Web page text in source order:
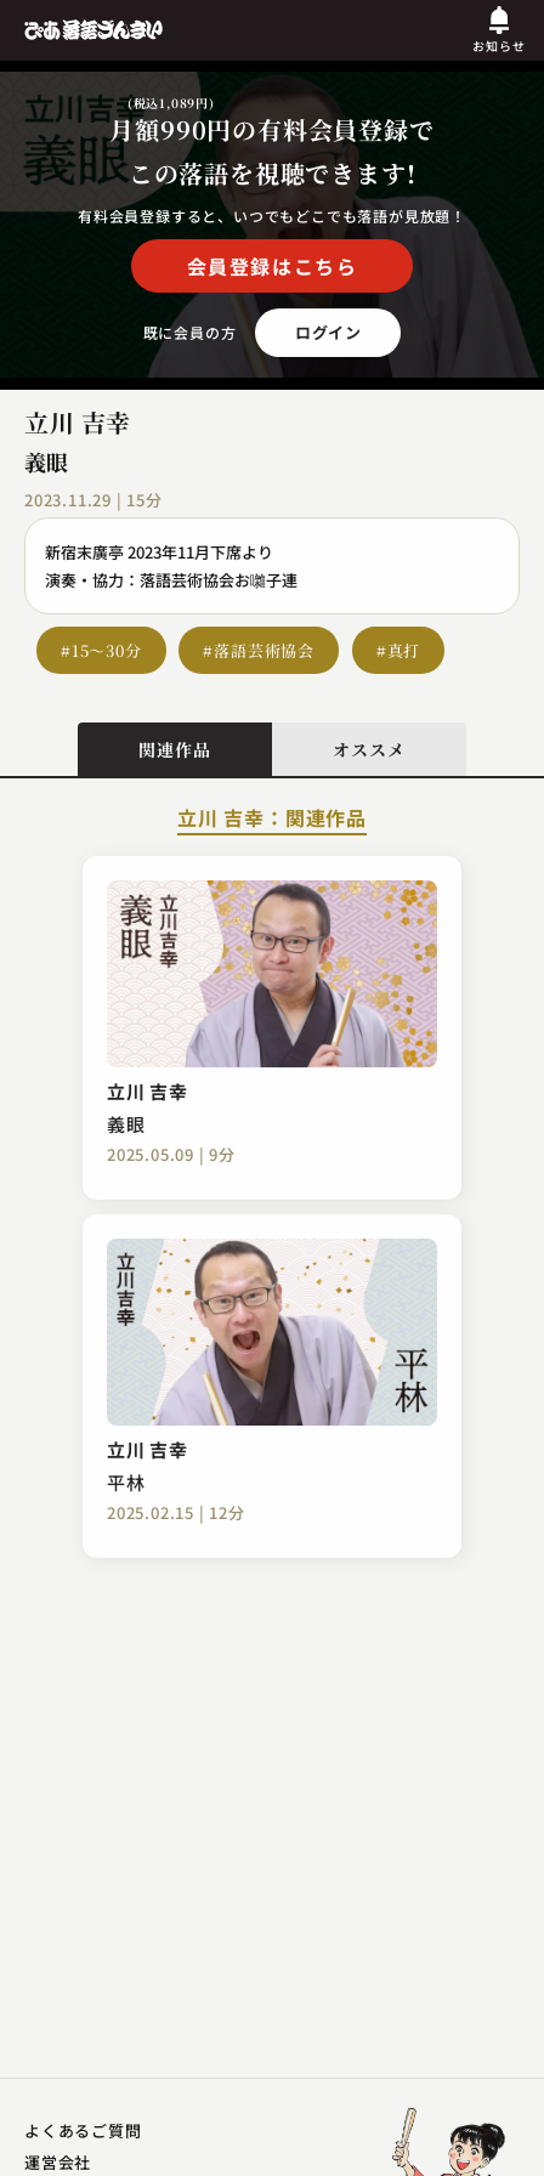
お知らせ
月額990円
(税込1,089円)
の有料会員登録で
この落語を視聴できます!
有料会員登録すると、いつでもどこでも落語が見放題！
会員登録はこちら
既に会員の方 ログイン
立川 吉幸
義眼
2023.11.29 | 15分
新宿末廣亭 2023年11月下席より
演奏・協力：落語芸術協会お囃子連
#15～30分 #落語芸術協会 #真打
関連作品 オススメ
立川 吉幸：関連作品
立川 吉幸
義眼
2025.05.09 | 9分
立川 吉幸
平林
2025.02.15 | 12分
春風亭 一朝
蛙茶番
2023.07.13 | 16分
三遊亭 歌る多
町内の若い衆
2023.08.25 | 17分
よくあるご質問
運営会社